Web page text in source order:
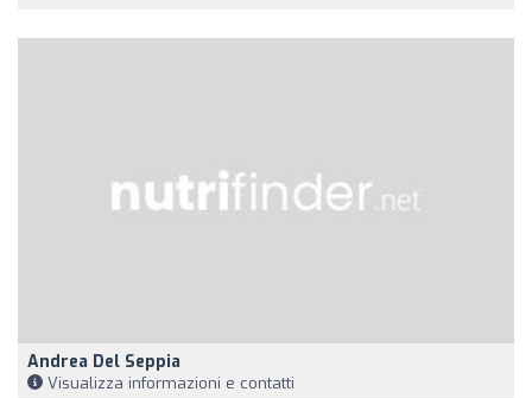
Andrea Del Seppia
Visualizza informazioni e contatti